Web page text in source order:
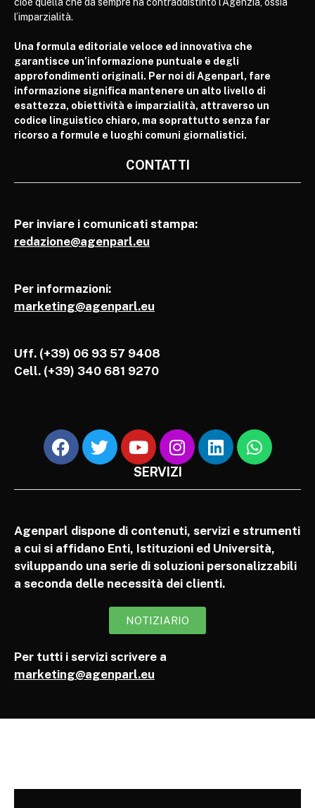
l’imparzialità.
Una formula editoriale veloce ed innovativa che
garantisce un’informazione puntuale e degli
approfondimenti originali. Per noi di Agenparl, fare
informazione significa mantenere un alto livello di
esattezza, obiettività e imparzialità, attraverso un
codice linguistico chiaro, ma soprattutto senza far
ricorso a formule e luoghi comuni giornalistici.
CONTATTI
Per inviare i comunicati stampa:
redazione@agenparl.eu
Per informazioni:
marketing@agenparl.eu
Uff. (+39) 06 93 57 9408
Cell. (+39) 340 681 9270
SERVIZI
Agenparl dispone di contenuti, servizi e strumenti
a cui si affidano Enti, Istituzioni ed Università,
sviluppando una serie di soluzioni personalizzabili
a seconda delle necessità dei clienti.
NOTIZIARIO
Per tutti i servizi scrivere a
marketing@agenparl.eu